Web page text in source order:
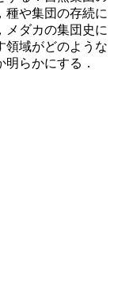
種や集団の存続に
メダカの集団史に
領域がどのような
らかにする．